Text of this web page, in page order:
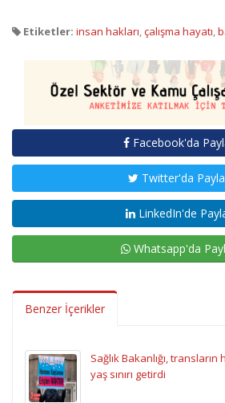
Etiketler: insan hakları,çalışma hayatı,
Facebook'da
Twitter'da
LinkedIn'de
Whatsapp'da
Benzer İçerikler
Sağlık Bakanlığı,
yaş sınırı getirdi